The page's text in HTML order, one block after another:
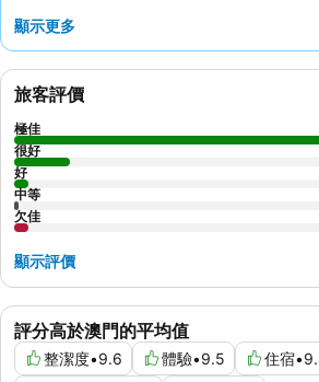
顯示更多
評分高於澳門的平均值
整潔度•9.6 體驗•9.5 住宿•
旅客評價
極佳
很好
好
中等
欠佳
顯示評價